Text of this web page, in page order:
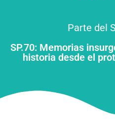
Parte del
SP.70: Memorias
historia desde el